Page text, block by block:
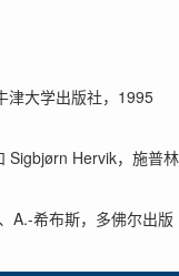
津大学出版社，1995
Sigbjørn Hervik，施普林
A.-希布斯，多佛尔出版